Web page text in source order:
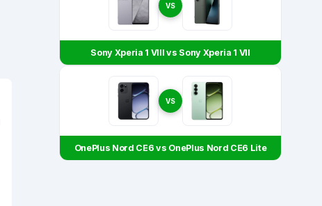
VS
Sony Xperia 1 VIII vs Sony Xperia 1 VII
VS
OnePlus Nord CE6 vs OnePlus Nord CE6 Lite